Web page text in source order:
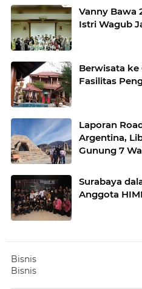
Vanny Bawa
Istri Wagub
Berwisata ke
Fasilitas
Laporan
Argentina,
Gunung 7
Surabaya
Anggota
Bisnis
Bisnis